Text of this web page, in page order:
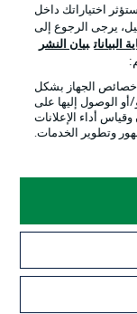
اختياراتك داخل
يرجى الرجوع إلى
البيانات بيان النشر
خصائص الجهاز بشكل
الوصول إليها على
أداء الإعلانات
وتطوير الخدمات.